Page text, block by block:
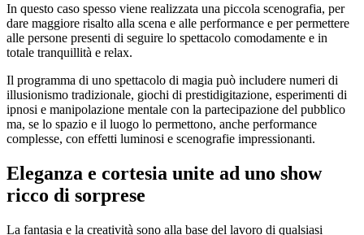
In questo caso spesso viene realizzata una piccola scenografia, per
dare maggiore risalto alla scena e alle performance e per permettere
alle persone presenti di seguire lo spettacolo comodamente e in
totale tranquillità e relax.
Il programma di uno spettacolo di magia può includere numeri di
illusionismo tradizionale, giochi di prestidigitazione, esperimenti di
ipnosi e manipolazione mentale con la partecipazione del pubblico
ma, se lo spazio e il luogo lo permettono, anche performance
complesse, con effetti luminosi e scenografie impressionanti.
Eleganza e cortesia unite ad uno show
ricco di sorprese
La fantasia e la creatività sono alla base del lavoro di qualsiasi